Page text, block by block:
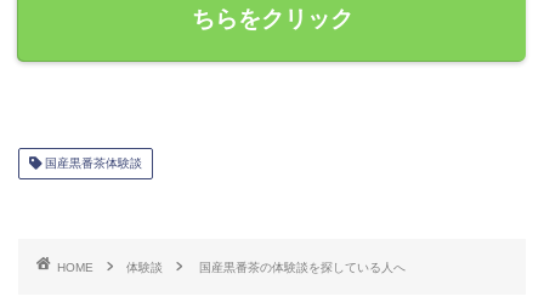
ちらをクリック
国産黒番茶体験談
HOME 体験談 国産黒番茶の体験談を探している人へ